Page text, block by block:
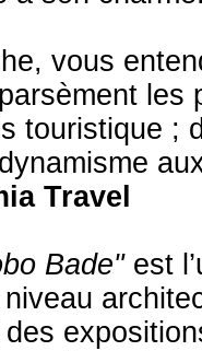
vous
les
touristique ;
Travel
Bade"est